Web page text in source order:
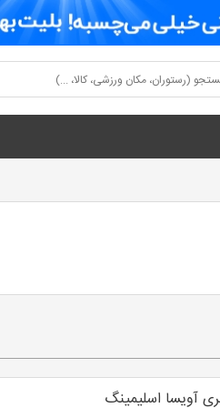
آویسا اسلیمینگ